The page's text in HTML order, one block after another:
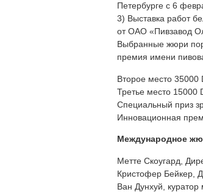
Петербурге с 6
3) Выставка работ
от ОАО «Пивзавод
Выбранные жюри
премия имени
Второе место
Третье место 15000
Специальный приз
Инновационная
Международное
Метте Скоугард,
Кристофер Бейкер,
Ван Дунхуй,